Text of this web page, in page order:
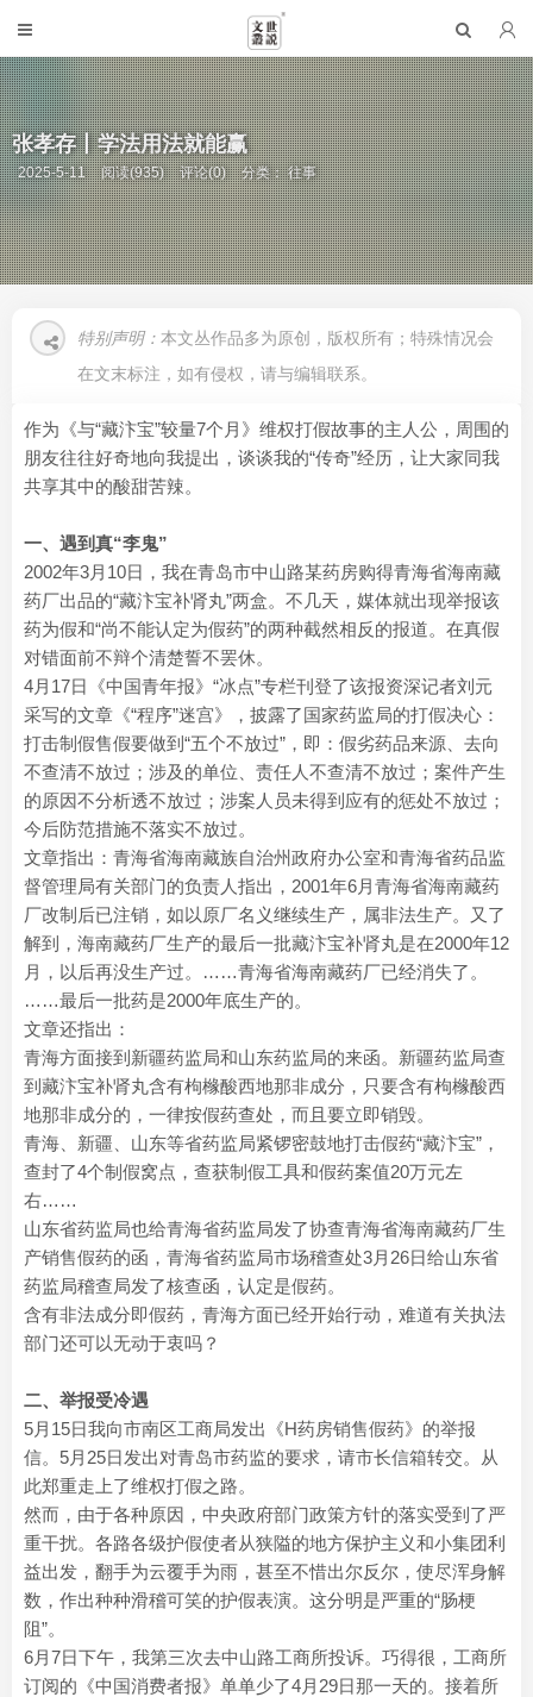
张孝存丨学法用法就能赢
2025-5-11 阅读(935) 评论(0) 分类：往事
特别声明： 本文丛作品多为原创，版权所有；特殊情况会
在文末标注，如有侵权，请与编辑联系。
作为《与“藏汴宝”较量7个月》维权打假故事的主人公，周围的
朋友往往好奇地向我提出，谈谈我的“传奇”经历，让大家同我
共享其中的酸甜苦辣。
一、遇到真“李鬼”
2002年3月10日，我在青岛市中山路某药房购得青海省海南藏
药厂出品的“藏汴宝补肾丸”两盒。不几天，媒体就出现举报该
药为假和“尚不能认定为假药”的两种截然相反的报道。在真假
对错面前不辩个清楚誓不罢休。
4月17日《中国青年报》“冰点”专栏刊登了该报资深记者刘元
采写的文章《“程序”迷宫》，披露了国家药监局的打假决心：
打击制假售假要做到“五个不放过”，即：假劣药品来源、去向
不查清不放过；涉及的单位、责任人不查清不放过；案件产生
的原因不分析透不放过；涉案人员未得到应有的惩处不放过；
今后防范措施不落实不放过。
文章指出：青海省海南藏族自治州政府办公室和青海省药品监
督管理局有关部门的负责人指出，2001年6月青海省海南藏药
厂改制后已注销，如以原厂名义继续生产，属非法生产。又了
解到，海南藏药厂生产的最后一批藏汴宝补肾丸是在2000年12
月，以后再没生产过。……青海省海南藏药厂已经消失了。
……最后一批药是2000年底生产的。
文章还指出：
青海方面接到新疆药监局和山东药监局的来函。新疆药监局查
到藏汴宝补肾丸含有枸橼酸西地那非成分，只要含有枸橼酸西
地那非成分的，一律按假药查处，而且要立即销毁。
青海、新疆、山东等省药监局紧锣密鼓地打击假药“藏汴宝”，
查封了4个制假窝点，查获制假工具和假药案值20万元左
右……
山东省药监局也给青海省药监局发了协查青海省海南藏药厂生
产销售假药的函，青海省药监局市场稽查处3月26日给山东省
药监局稽查局发了核查函，认定是假药。
含有非法成分即假药，青海方面已经开始行动，难道有关执法
部门还可以无动于衷吗？
二、举报受冷遇
5月15日我向市南区工商局发出《H药房销售假药》的举报
信。5月25日发出对青岛市药监的要求，请市长信箱转交。从
此郑重走上了维权打假之路。
然而，由于各种原因，中央政府部门政策方针的落实受到了严
重干扰。各路各级护假使者从狭隘的地方保护主义和小集团利
益出发，翻手为云覆手为雨，甚至不惜出尔反尔，使尽浑身解
数，作出种种滑稽可笑的护假表演。这分明是严重的“肠梗
阻”。
6月7日下午，我第三次去中山路工商所投诉。巧得很，工商所
订阅的《中国消费者报》单单少了4月29日那一天的。接着所